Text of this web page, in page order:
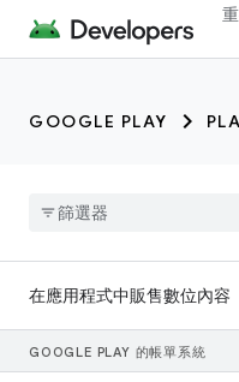
GOOGLE PLAY
在應用程式中販售數位內容
GOOGLE PLAY 的帳單系統